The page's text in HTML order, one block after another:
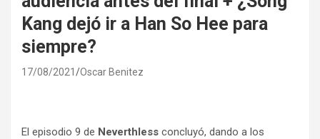
Kang dejó ir a Han So Hee para
siempre?
17/08/2021 Oscar Benitez
El episodio 9 de Neverthless concluyó, dando a los